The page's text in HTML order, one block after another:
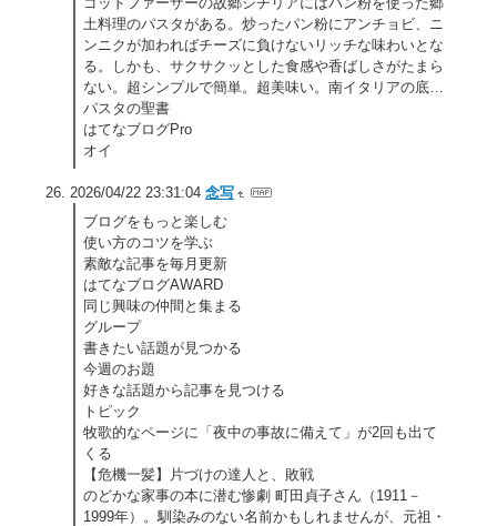
土料理のパスタがある。炒ったパン粉にアンチョビ、ニ
ンニクが加わればチーズに負けないリッチな味わいとな
る。しかも、サクサクッとした食感や香ばしさがたまら
ない。超シンプルで簡単。超美味い。南イタリアの底…
パスタの聖書
はてなブログPro
オイ
2026/04/22 23:31:04 念写
ブログをもっと楽しむ
使い方のコツを学ぶ
素敵な記事を毎月更新
はてなブログAWARD
同じ興味の仲間と集まる
グループ
書きたい話題が見つかる
今週のお題
好きな話題から記事を見つける
トピック
牧歌的なページに「夜中の事故に備えて」が2回も出て
くる
【危機一髪】片づけの達人と、敗戦
のどかな家事の本に潜む惨劇 町田貞子さん（1911－
1999年）。馴染みのない名前かもしれませんが、元祖・